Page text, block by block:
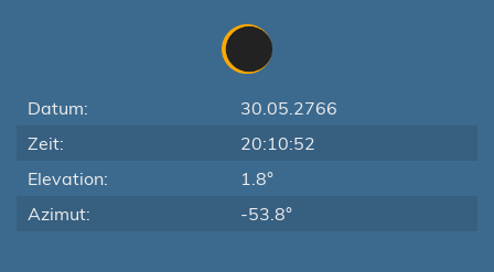
Datum:
30.05.2766
Zeit:
20:10:52
Elevation:
1.8°
Azimut:
-53.8°